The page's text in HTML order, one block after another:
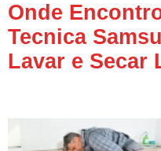
Onde
Tecnica
Lavar e Secar